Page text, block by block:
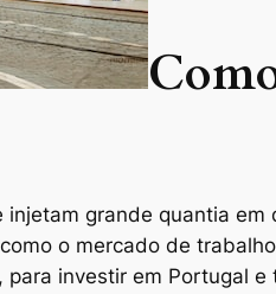
grande quantia em
o mercado de
investir em Portugal